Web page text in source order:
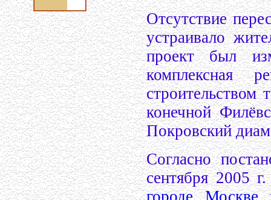
Отсутствие
устраивало
проект был
комплексная
строительством
конечной
Покровский
Согласно
сентября 2005
городе Москве